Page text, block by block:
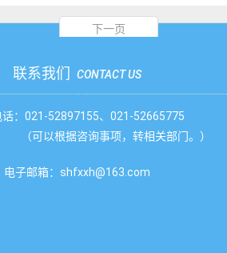
下一页
联系我们 CONTACT US
话：021-52897155、021-52665775
（可以根据咨询事项，转相关部门。）
电子邮箱：shfxxh@163.com